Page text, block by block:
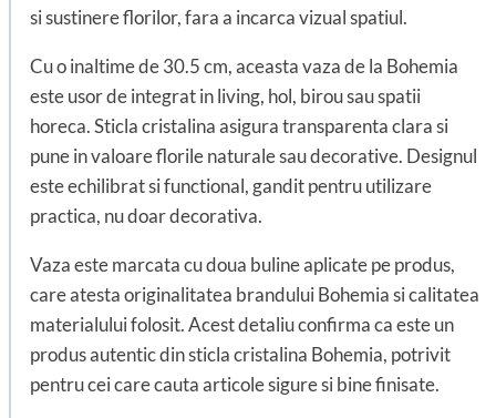
si sustinere florilor, fara a incarca vizual spatiul.
Cu o inaltime de 30.5 cm, aceasta vaza de la Bohemia
este usor de integrat in living, hol, birou sau spatii
horeca. Sticla cristalina asigura transparenta clara si
pune in valoare florile naturale sau decorative. Designul
este echilibrat si functional, gandit pentru utilizare
practica, nu doar decorativa.
Vaza este marcata cu doua buline aplicate pe produs,
care atesta originalitatea brandului Bohemia si calitatea
materialului folosit. Acest detaliu confirma ca este un
produs autentic din sticla cristalina Bohemia, potrivit
pentru cei care cauta articole sigure si bine finisate.